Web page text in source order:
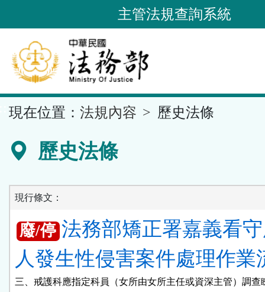
到
要
內
容
區
主管法規查詢系統
現在位置： 法規內容 歷史法條
歷史法條
現行條文：
廢/停 法務部矯正署嘉義看
人發生性侵害案件處理作業
三、戒護科應指定科員（女所由女所主任或資深主管）調查